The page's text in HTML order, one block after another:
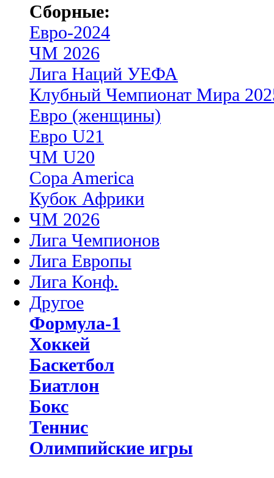
Сборные:
Евро-2024
ЧМ 2026
Лига Наций УЕФА
Клубный Чемпионат Мира
Евро (женщины)
Евро U21
ЧМ U20
Copa America
Кубок Африки
ЧМ 2026
Лига Чемпионов
Лига Европы
Лига Конф.
Другое
Формула-1
Хоккей
Баскетбол
Биатлон
Бокс
Теннис
Олимпийские игры